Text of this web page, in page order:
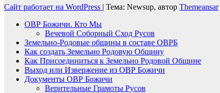
Сайт работает на WordPress | Тема: Newsup, автор Themeansar
ОВР Божичи. Кто Мы
Вечевой Соборный Сход Русов
Земельно-Родовые общины в составе ОВРБ
Как создать Земельно Родовую Общину
Как Присоединиться к Земельно Родовой Общине
Выход или Извержение из ОВР Божичи
Документы ОВР Божичи
Верительные Грамоты Русов